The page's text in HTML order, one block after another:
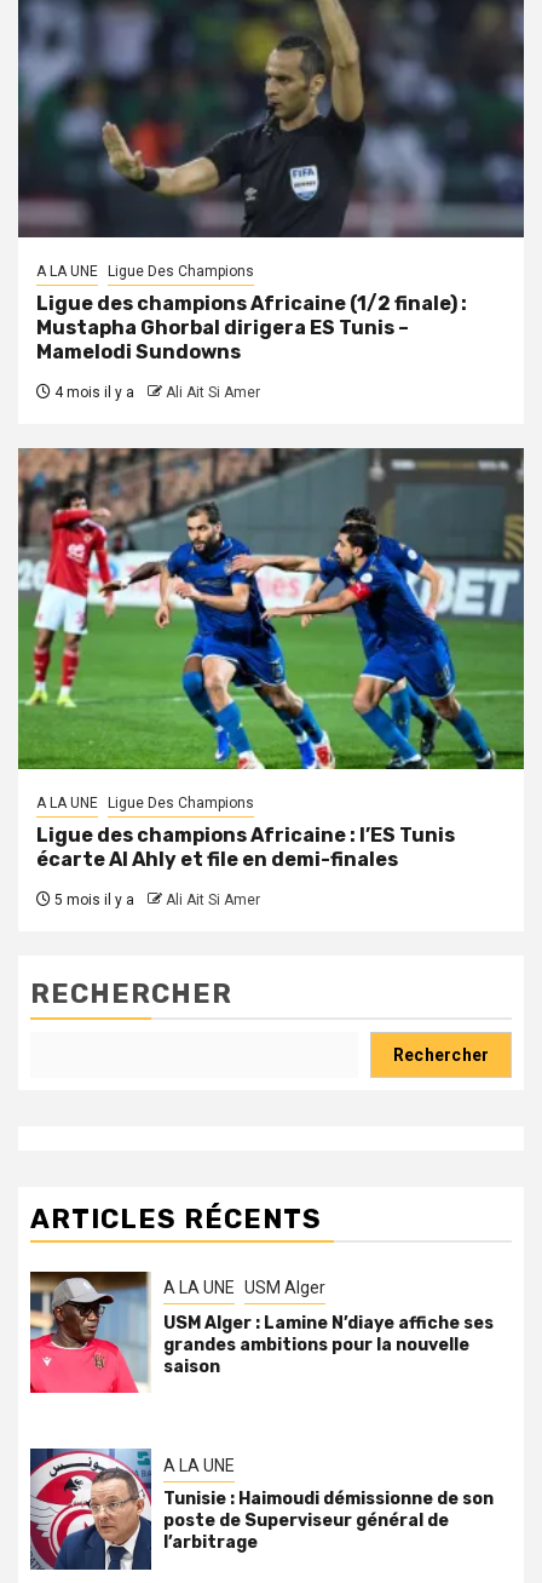
A LA UNE Ligue Des Champions
Ligue des champions Africaine (1/2 finale) :
Mustapha Ghorbal dirigera ES Tunis –
Mamelodi Sundowns
4 mois il y a Ali Ait Si Amer
A LA UNE Ligue Des Champions
Ligue des champions Africaine : l’ES Tunis
écarte Al Ahly et file en demi-finales
5 mois il y a Ali Ait Si Amer
RECHERCHER
Rechercher
ARTICLES RÉCENTS
A LA UNE USM Alger
USM Alger : Lamine N’diaye affiche ses
grandes ambitions pour la nouvelle
saison
A LA UNE
Tunisie : Haimoudi démissionne de son
poste de Superviseur général de
l’arbitrage